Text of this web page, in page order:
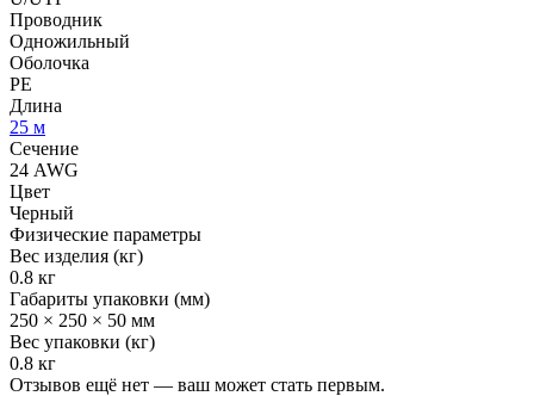
Проводник
Одножильный
Оболочка
PE
Длина
25 м
Сечение
24 AWG
Цвет
Черный
Физические параметры
Вес изделия (кг)
0.8 кг
Габариты упаковки (мм)
250 × 250 × 50 мм
Вес упаковки (кг)
0.8 кг
Отзывов ещё нет — ваш может стать первым.